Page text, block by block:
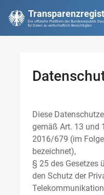
Die offizielle Plattform der Bundesrepublik
für Daten zu wirtschaftlich Berechtigten
Diese
gemäß Art. 13 und
2016/679 (im
bezeichnet),
§ 25 des Gesetzes
den Schutz der